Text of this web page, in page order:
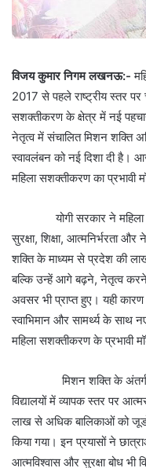
विजय कुमार निगम लखनऊ:-
2017 से पहले राष्ट्रीय स्तर पर
सशक्तीकरण के क्षेत्र में नई
नेतृत्व में संचालित मिशन शक्ति
स्वावलंबन को नई दिशा दी है।
महिला सशक्तीकरण का प्रभावी
योगी सरकार ने महिला
सुरक्षा, शिक्षा, आत्मनिर्भरता
शक्ति के माध्यम से प्रदेश की
बल्कि उन्हें आगे बढ़ने, नेतृत्व
अवसर भी प्राप्त हुए। यही
स्वाभिमान और सामर्थ्य के साथ
महिला सशक्तीकरण के
मिशन शक्ति के अंतर्गत
विद्यालयों में व्यापक स्तर पर
लाख से अधिक बालिकाओं को
किया गया। इन प्रयासों ने
आत्मविश्वास और सुरक्षा बोध भी